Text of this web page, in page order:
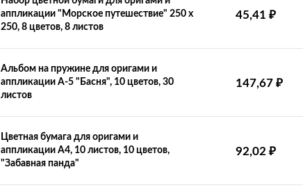
аппликации "Морское путешествие" 250 х
250, 8 цветов, 8 листов
45,41 ₽
Альбом на пружине для оригами и
аппликации А-5 "Басня", 10 цветов, 30
листов
147,67 ₽
Цветная бумага для оригами и
аппликации А4, 10 листов, 10 цветов,
"Забавная панда"
92,02 ₽